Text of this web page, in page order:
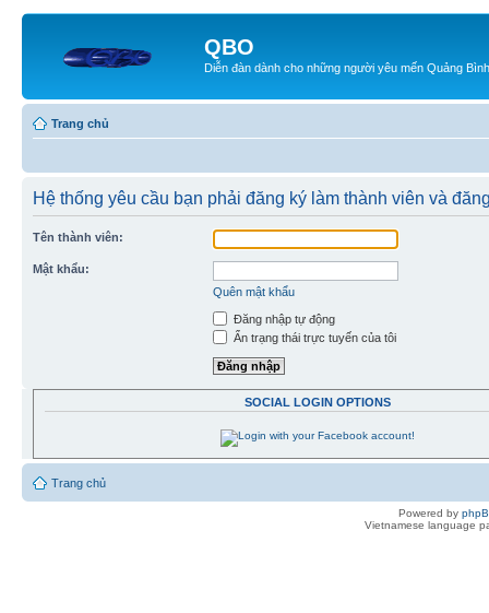
QBO
Diễn đàn dành cho những người yêu mến Quảng Bình
Trang chủ
Hệ thống yêu cầu bạn phải đăng ký làm thành viên và
Tên thành viên:
Mật khẩu:
Quên mật khẩu
Đăng nhập tự động
Ẩn trạng thái trực tuyến của tôi
SOCIAL LOGIN OPTIONS
Trang chủ
Powered by
Vietnamese language